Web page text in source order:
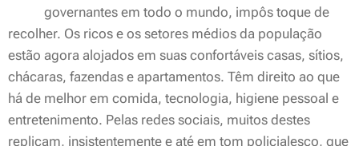
governantes em todo o mundo, impôs toque de
recolher. Os ricos e os setores médios da população
estão agora alojados em suas confortáveis casas, sítios,
chácaras, fazendas e apartamentos. Têm direito ao que
há de melhor em comida, tecnologia, higiene pessoal e
entretenimento. Pelas redes sociais, muitos destes
replicam, insistentemente e até em tom policialesco, que